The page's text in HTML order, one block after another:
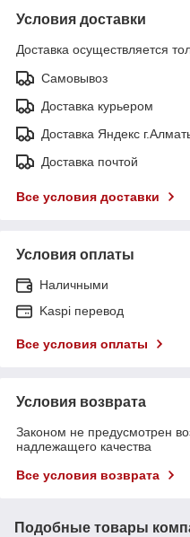
Условия доставки
Доставка осуществляется
Самовывоз
Доставка курьером
Доставка Яндекс
Доставка почтой
Все условия доставки
Условия оплаты
Наличными
Kaspi перевод
Все условия оплаты
Условия возврата
Законом не предусмотрен
надлежащего качества
Все условия возврата
Подобные товары